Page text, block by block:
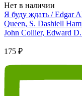
Нет в наличии
Я буду ждать / Edgar
Queen, S. Dashiell
John Collier, Edward
175 ₽